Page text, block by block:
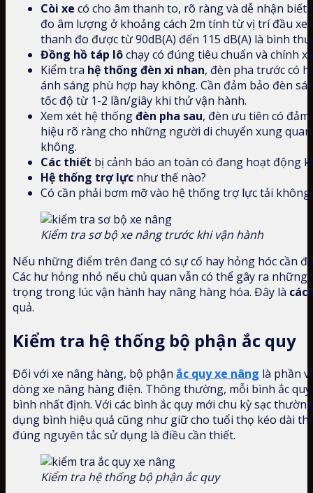
Còi xe có cho âm thanh to, rõ ràng và dễ nhận biết
đo âm lượng ở khoảng cách 2m tính từ vị trí đầu
thanh đo được từ 90dB(A) đến 115 dB(A) là bình
Đồng hồ táp lôchạy có đúng tiêu chuẩn và chính
Kiểm tra hệ thống đèn xi nhan, đèn pha trước có
ánh sáng phù hợp hay không. Cần đảm bảo đèn
tốc độ từ 1-2 lần/giây khi thử vận hành.
Xem xét hệ thốngđèn pha sau, đèn ưu tiên có
hiệu rõ ràng cho những người di chuyển xung
không.
Các thiết bị cảnh báo an toàn có đang hoạt động
Hệ thống trợ lực như thế nào?
Có cần phải bơm mỡ vào hệ thống trợ lực tải
Kiểm tra sơ bộ xe nâng trước khi vận hành
Nếu những điểm trên đang có sự cố hay hỏng hóc cần
Các hư hỏng nhỏ nếu chủ quan vẫn có thể gây ra
trọng trong lúc vận hành hay nâng hàng hóa. Đây là
quả.
Kiểm tra hệ thống bộ phận ắc quy
Đối với xe nâng hàng, bộ phận ắc quy xe nâng là phần
dòng xe nâng hàng điện. Thông thường, mỗi bình ắc
bình nhất định. Với các bình ắc quy mới chu kỳ sạc
dụng bình hiệu quả cũng như giữ cho tuổi thọ kéo dài
đúng nguyên tắc sử dụng là điều cần thiết.
Kiểm tra hệ thống bộ phận ắc quy